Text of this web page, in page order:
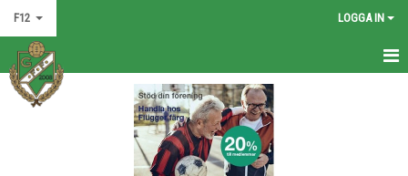
F12 LOGGA IN
HEM